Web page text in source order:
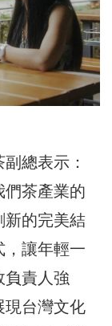
總表示：
們茶產業的
新的完美結
，讓年輕一
負責人強
現台灣文化